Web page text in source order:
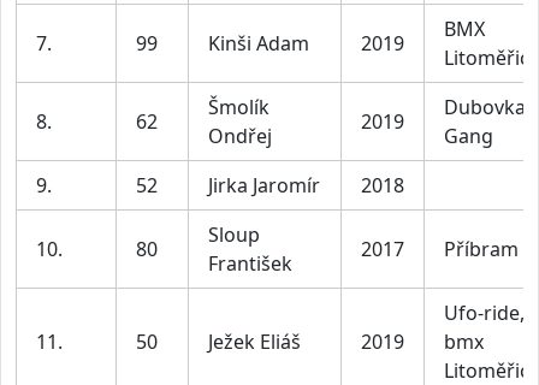
7. 99 Kinši Adam 2019
BMX
Litoměřice
8. 62
Šmolík
Ondřej
2019
Dubovka
Gang
9.
52 Jirka Jaromír 2018
10. 80
Sloup
František
2017 Příbram 3
11. 50 Ježek Eliáš 2019
Ufo-ride,
bmx
Litoměřice